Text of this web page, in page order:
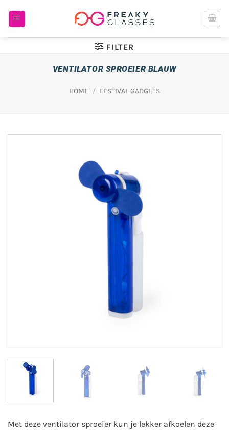
naar
FILTER
VENTILATOR SPROEIER BLAUW
HOME / FESTIVAL GADGETS
Met deze ventilator sproeier kun je lekker afkoelen deze